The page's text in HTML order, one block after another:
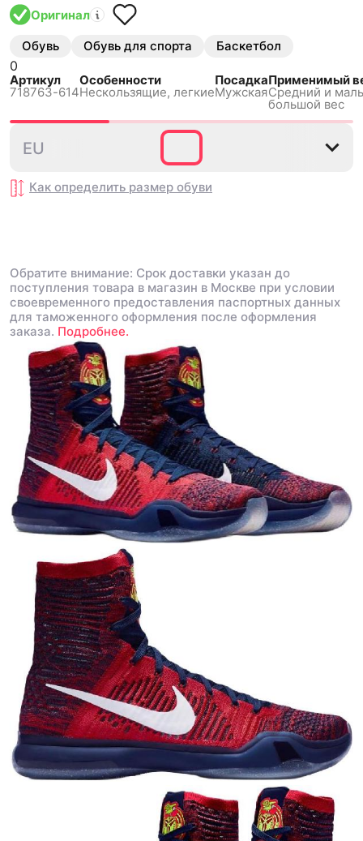
Оригинал
Обувь Обувь для спорта Баскетбол
0
Артикул
718763-614
Особенности
Нескользящиe, легкие
Посадка
Мужская
Применимый
Средний и
большой вес
EU
Как определить размер обуви
Обратите внимание: Срок доставки указан до
поступления товара в магазин в Москве при условии
своевременного предоставления паспортных данных
для таможенного оформления после оформления
заказа. Подробнее.